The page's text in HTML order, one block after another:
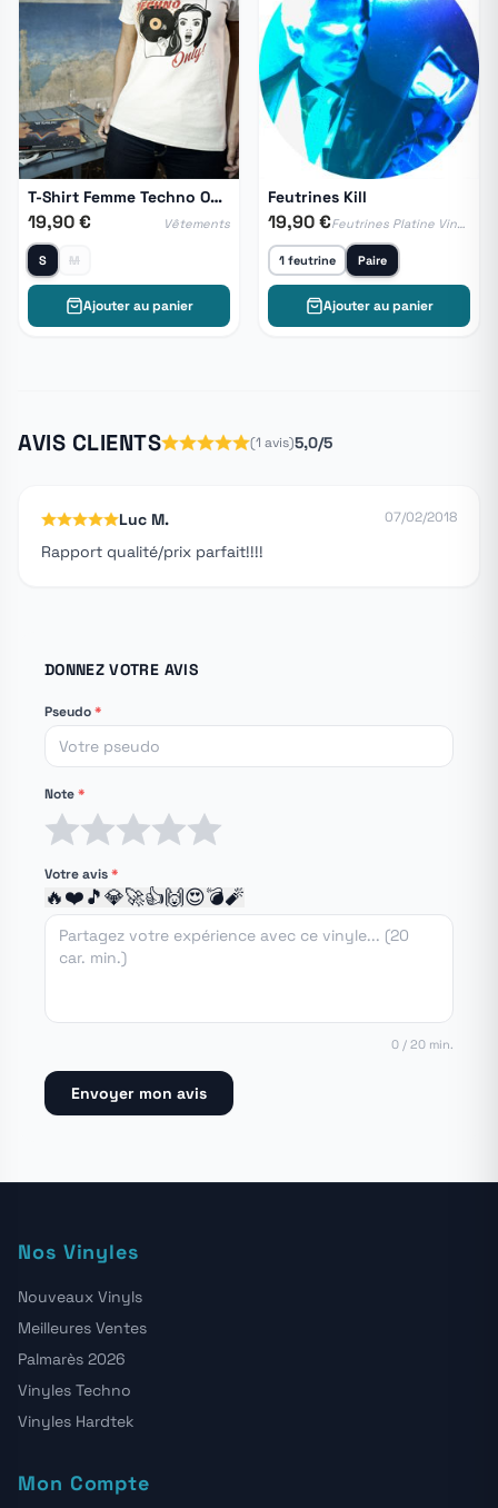
T-Shirt Femme Techno Only!
19,90 € Vêtements
S M
Ajouter au panier
Feutrines Kill
19,90 € Feutrines Platine Vinyle & Feutrine DJ
1 feutrine Paire
Ajouter au panier
AVIS CLIENTS (1 avis)5,0/5
Luc M. 07/02/2018
Rapport qualité/prix parfait!!!!
DONNEZ VOTRE AVIS
Pseudo*
Note*
Votre avis*
🔥❤️🎵💎🚀👍🙌😍💣🧨
0 / 20 min.
Envoyer mon avis
Nos Vinyles
Nouveaux Vinyls
Meilleures Ventes
Palmarès 2026
Vinyles Techno
Vinyles Hardtek
Mon Compte